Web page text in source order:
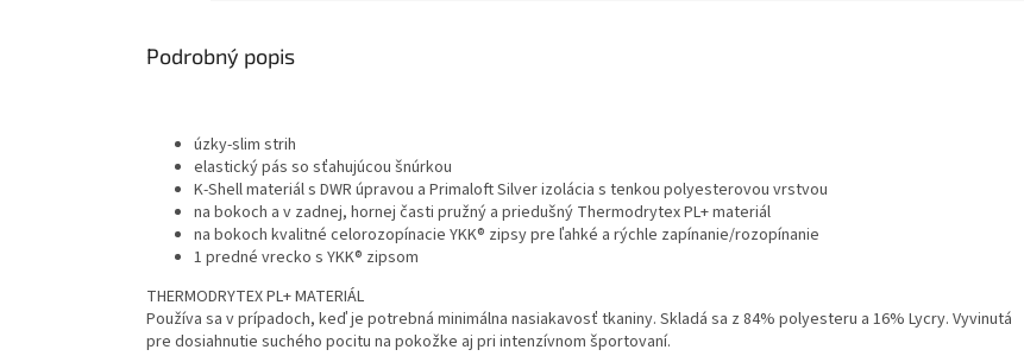
Podrobný popis
úzky-slim strih
elastický pás so sťahujúcou šnúrkou
K-Shell materiál s DWR úpravou a Primaloft Silver izolácia s tenkou polyesterovou vrstvou
na bokoch a v zadnej, hornej časti pružný a priedušný Thermodrytex PL+ materiál
na bokoch kvalitné celorozopínacie YKK® zipsy pre ľahké a rýchle zapínanie/rozopínanie
1 predné vrecko s YKK® zipsom
THERMODRYTEX PL+ MATERIÁL
Používa sa v prípadoch, keď je potrebná minimálna nasiakavosť tkaniny. Skladá sa z 84% polyesteru a 16% Lycry. Vyvinutá
pre dosiahnutie suchého pocitu na pokožke aj pri intenzívnom športovaní.